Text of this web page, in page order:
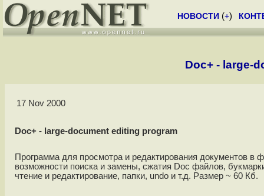
НОВОСТИ (+)
Doc+ - large-
17 Nov 2000
Doc+ - large-document editing program
Программа для просмотра и редактирования документов в
возможности поиска и замены, сжатия Doc файлов,
чтение и редактирование, папки, undo и т.д. Размер ~ 60 Кб.